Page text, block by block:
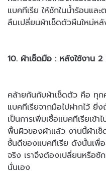
แบคทีเรีย ให้ซักในน้ำร้อนแล
ลืมเปลี่ยนผ้าเช็ดตัวผืนใหม่ห
10. ผ้าเช็ดมือ : หลังใช้งาน 2
คล้ายกันกับผ้าเช็ดตัว คือ ทุก
แบคทีเรียจากมือไปฝากไว้ ยิ่
เป็นการเพิ่มเชื้อแบคทีเรียเข้า
พื้นผิวของผ้าแล้ว งานนี้ผ้าเ
ชั้นดีของแบคทีเรีย ดังนั้นเพื่
จริง เราจึงต้องเปลี่ยนหรือซั
นั่นเอง